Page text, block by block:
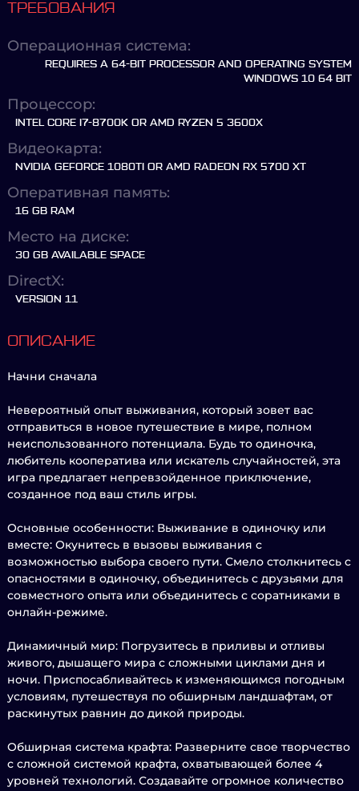
ТРЕБОВАНИЯ
Операционная система:
REQUIRES A 64-BIT PROCESSOR AND OPERATING SYSTEM
WINDOWS 10 64 BIT
Процессор:
INTEL CORE I7-8700K OR AMD RYZEN 5 3600X
Видеокарта:
NVIDIA GEFORCE 1080TI OR AMD RADEON RX 5700 XT
Оперативная память:
16 GB RAM
Место на диске:
30 GB AVAILABLE SPACE
DirectX:
VERSION 11
ОПИСАНИЕ
Начни сначала
Невероятный опыт выживания, который зовет вас
отправиться в новое путешествие в мире, полном
неиспользованного потенциала. Будь то одиночка,
любитель кооператива или искатель случайностей, эта
игра предлагает непревзойденное приключение,
созданное под ваш стиль игры.
Основные особенности: Выживание в одиночку или
вместе: Окунитесь в вызовы выживания с
возможностью выбора своего пути. Смело столкнитесь с
опасностями в одиночку, объединитесь с друзьями для
совместного опыта или объединитесь с соратниками в
онлайн-режиме.
Динамичный мир: Погрузитесь в приливы и отливы
живого, дышащего мира с сложными циклами дня и
ночи. Приспосабливайтесь к изменяющимся погодным
условиям, путешествуя по обширным ландшафтам, от
раскинутых равнин до дикой природы.
Обширная система крафта: Разверните свое творчество
с сложной системой крафта, охватывающей более 4
уровней технологий. Создавайте огромное количество